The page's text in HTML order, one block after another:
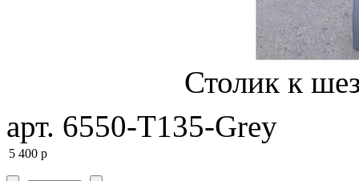
Столик к
арт. 6550-T135-Grey
5 400 p